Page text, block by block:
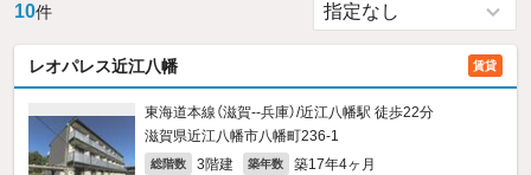
10件
レオパレス近江八幡 賃貸
東海道本線（滋賀--兵庫）/近江八幡駅 徒歩22分
滋賀県近江八幡市八幡町236‐1
総階数 3階建 築年数 築17年4ヶ月